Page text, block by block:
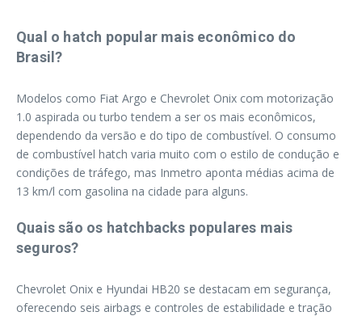
Qual o hatch popular mais econômico do
Brasil?
Modelos como Fiat Argo e Chevrolet Onix com motorização
1.0 aspirada ou turbo tendem a ser os mais econômicos,
dependendo da versão e do tipo de combustível. O consumo
de combustível hatch varia muito com o estilo de condução e
condições de tráfego, mas Inmetro aponta médias acima de
13 km/l com gasolina na cidade para alguns.
Quais são os hatchbacks populares mais
seguros?
Chevrolet Onix e Hyundai HB20 se destacam em segurança,
oferecendo seis airbags e controles de estabilidade e tração